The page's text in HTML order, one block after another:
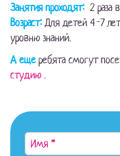
Занятия проходят: 2 раза
Возраст: Для детей 4-7
уровню знаний.
А ещеребята смогут
студию .